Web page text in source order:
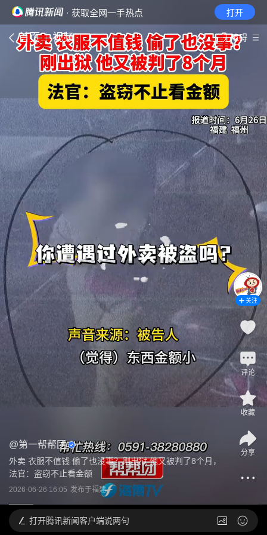
· 获取全网一手热点 打开
首页 视频 无障碍
@第一帮帮团
外卖 衣服不值钱 偷了也没事？刚出狱 他又被判了8个月，
法官：盗窃不止看金额
2026-06-26 16:05 发布于福建
关注
评论
收藏
分享
打开腾讯新闻客户端说两句